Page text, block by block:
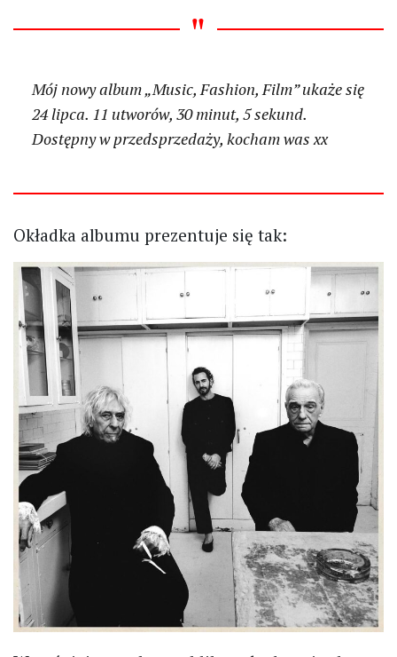
Mój nowy album „Music, Fashion, Film” ukaże się
24 lipca. 11 utworów, 30 minut, 5 sekund.
Dostępny w przedsprzedaży, kocham was xx
Okładka albumu prezentuje się tak: